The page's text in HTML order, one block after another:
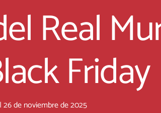
Real
Friday
|26 de noviembre de 2025